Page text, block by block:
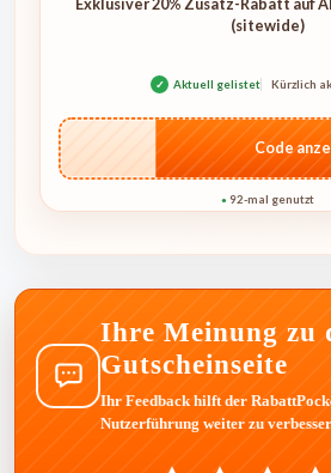
(sitewide)
✓ Aktuell gelistet Kürzlich
Code
● 92-mal genutzt
Ihre Meinung zu
Gutscheinseite
Ihr Feedback hilft der
Nutzerführung weiter zu